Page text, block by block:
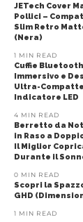
JETech Cover
Pollici –
Slim Retro
(Nera)
1 MIN READ
Cuffie
Immersivo e
Ultra-
Indicatore LED
4 MIN READ
Berretto da
in Raso a
Il Miglior
Durante il
0 MIN READ
Scopri la
GHD
1 MIN READ